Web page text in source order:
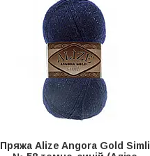
Пряжа Alize Angora Gold Simli